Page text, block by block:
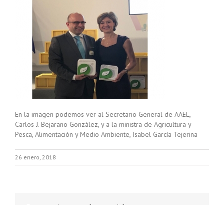
En la imagen podemos ver al Secretario General de AAEL,
Carlos J. Bejarano González, y a la ministra de Agricultura y
Pesca, Alimentación y Medio Ambiente, Isabel García Tejerina
26 enero, 2018